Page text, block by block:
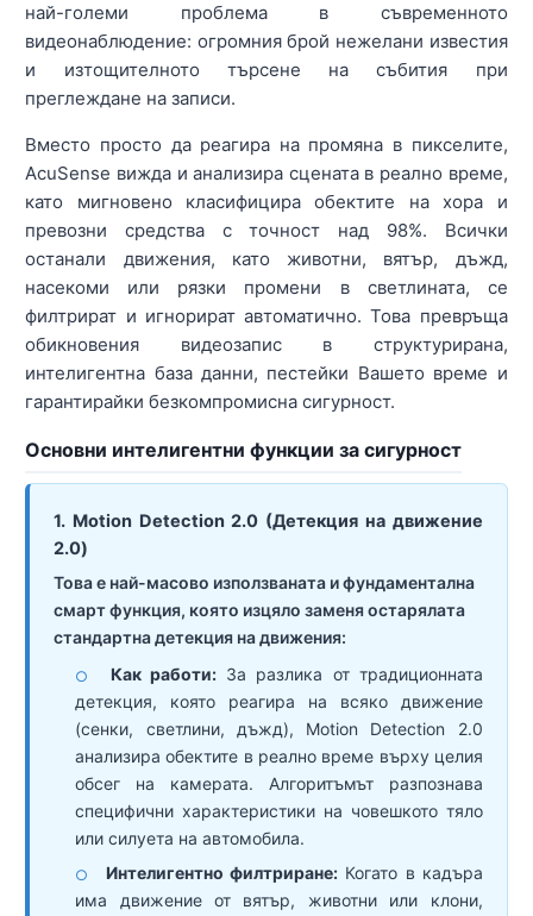
най-големи проблема в съвременното
видеонаблюдение: огромния брой нежелани известия
и изтощителното търсене на събития при
преглеждане на записи.
Вместо просто да реагира на промяна в пикселите,
AcuSense вижда и анализира сцената в реално време,
като мигновено класифицира обектите на хора и
превозни средства с точност над 98%. Всички
останали движения, като животни, вятър, дъжд,
насекоми или рязки промени в светлината, се
филтрират и игнорират автоматично. Това превръща
обикновения видеозапис в структурирана,
интелигентна база данни, пестейки Вашето време и
гарантирайки безкомпромисна сигурност.
Основни интелигентни функции за сигурност
1. Motion Detection 2.0 (Детекция на движение
2.0)
Това е най-масово използваната и фундаментална
смарт функция, която изцяло заменя остарялата
стандартна детекция на движения:
○ Как работи:За разлика от традиционната
детекция, която реагира на всяко движение
(сенки, светлини, дъжд), Motion Detection 2.0
анализира обектите в реално време върху целия
обсег на камерата. Алгоритъмът разпознава
специфични характеристики на човешкото тяло
или силуета на автомобила.
○ Интелигентно филтриране:Когато в кадъра
има движение от вятър, животни или клони,